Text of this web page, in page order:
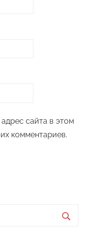
сайта в этом
комментариев.